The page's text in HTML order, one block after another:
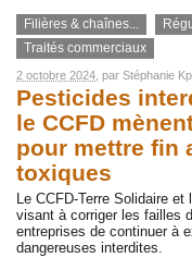
Filières & chaînes...
Traités commerciaux
2 octobre 2024 , par Stéphanie
Pesticides
le CCFD
pour mettre fin
toxiques
Le CCFD-Terre Solidaire
visant à corriger les failles
entreprises de continuer à
dangereuses interdites.